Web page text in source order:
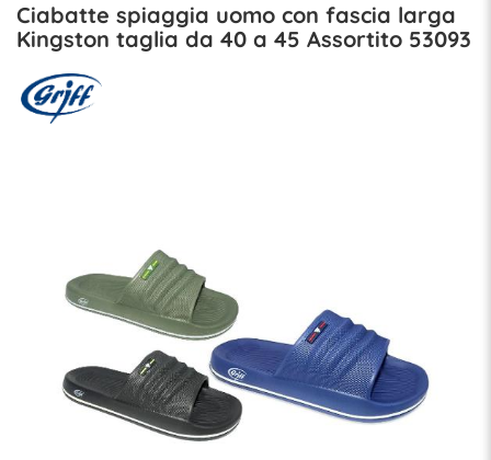
Ciabatte spiaggia uomo con fascia larga
Kingston taglia da 40 a 45 Assortito 53093